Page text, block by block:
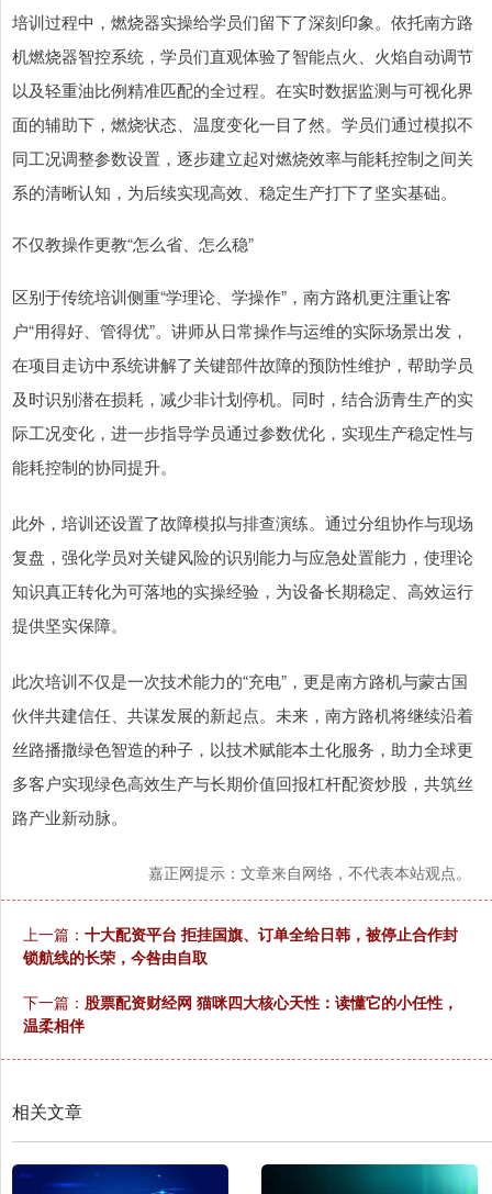
培训过程中，燃烧器实操给学员们留下了深刻印象。依托南方路
机燃烧器智控系统，学员们直观体验了智能点火、火焰自动调节
以及轻重油比例精准匹配的全过程。在实时数据监测与可视化界
面的辅助下，燃烧状态、温度变化一目了然。学员们通过模拟不
同工况调整参数设置，逐步建立起对燃烧效率与能耗控制之间关
系的清晰认知，为后续实现高效、稳定生产打下了坚实基础。
不仅教操作更教“怎么省、怎么稳”
区别于传统培训侧重“学理论、学操作”，南方路机更注重让客
户“用得好、管得优”。讲师从日常操作与运维的实际场景出发，
在项目走访中系统讲解了关键部件故障的预防性维护，帮助学员
及时识别潜在损耗，减少非计划停机。同时，结合沥青生产的实
际工况变化，进一步指导学员通过参数优化，实现生产稳定性与
能耗控制的协同提升。
此外，培训还设置了故障模拟与排查演练。通过分组协作与现场
复盘，强化学员对关键风险的识别能力与应急处置能力，使理论
知识真正转化为可落地的实操经验，为设备长期稳定、高效运行
提供坚实保障。
此次培训不仅是一次技术能力的“充电”，更是南方路机与蒙古国
伙伴共建信任、共谋发展的新起点。未来，南方路机将继续沿着
丝路播撒绿色智造的种子，以技术赋能本土化服务，助力全球更
多客户实现绿色高效生产与长期价值回报杠杆配资炒股，共筑丝
路产业新动脉。
嘉正网提示：文章来自网络，不代表本站观点。
上一篇： 十大配资平台 拒挂国旗、订单全给日韩，被停止合作封
锁航线的长荣，今咎由自取
下一篇： 股票配资财经网 猫咪四大核心天性：读懂它的小任性，
温柔相伴
相关文章